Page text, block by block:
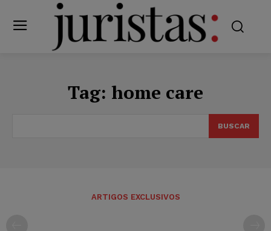
Tag: home care
BUSCAR
ARTIGOS EXCLUSIVOS